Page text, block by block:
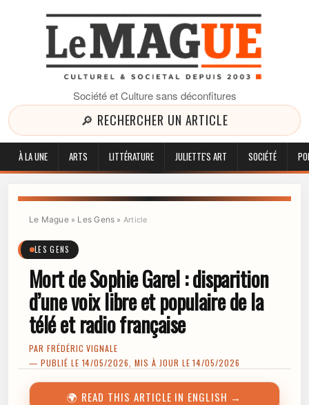
Société et Culture sans déconfitures
🔎 RECHERCHER UN ARTICLE
À LA UNE ARTS LITTÉRATURE JULIETTE'S ART SOCIÉTÉ
Le Mague» Les Gens » Article
LES GENS
Mort de Sophie Garel : disparition
d’une voix libre et populaire de la
télé et radio française
PAR FRÉDÉRIC VIGNALE
— PUBLIÉ LE 14/05/2026, MIS À JOUR LE 14/05/2026
🌍 READ THIS ARTICLE IN ENGLISH →